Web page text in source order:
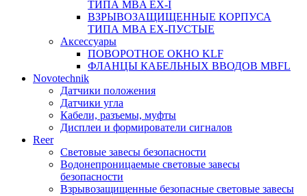
ТИПА MBA EX-I
ВЗРЫВОЗАЩИЩЕННЫЕ КОРПУСА
ТИПА MBA EX-ПУСТЫЕ
Аксессуары
ПОВОРОТНОЕ ОКНО KLF
ФЛАНЦЫ КАБЕЛЬНЫХ ВВОДОВ MBFL
Novotechnik
Датчики положения
Датчики угла
Кабели, разъемы, муфты
Дисплеи и формирователи сигналов
Reer
Световые завесы безопасности
Водонепроницаемые световые завесы
безопасности
Взрывозащищенные безопасные световые завесы